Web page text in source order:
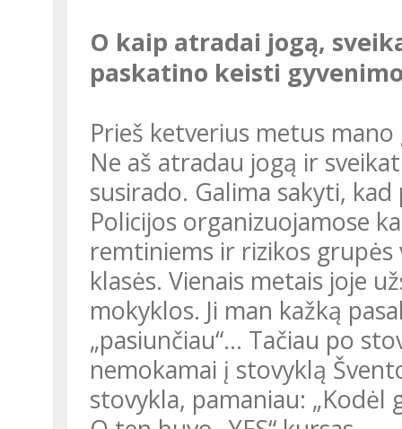
O kaip atradai jogą, sveikatingumo mokyklas, kurie
paskatino keisti
Prieš ketverius metus mano gyvenimo būdas kardinaliai pasikeitė.
Ne aš atradau jogą ir
susirado. Galima sakyti,
Policijos organizuojamose
remtiniems ir rizikos
klasės. Vienais metais joje
mokyklos. Ji man kažką
„pasiunčiau“... Tačiau po
nemokamai į stovyklą
stovykla, pamaniau: „Kodėl